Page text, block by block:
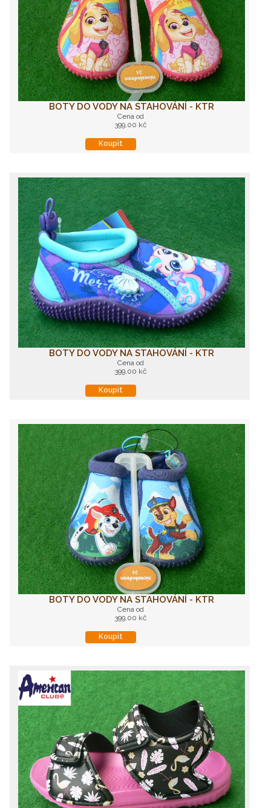
BOTY DO VODY NA STAHOVÁNÍ - KTR
Cena od
399,00 kč
Koupit
BOTY DO VODY NA STAHOVÁNÍ - KTR
Cena od
399,00 kč
Koupit
BOTY DO VODY NA STAHOVÁNÍ - KTR
Cena od
399,00 kč
Koupit